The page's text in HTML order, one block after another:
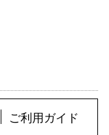
ご利用ガイド